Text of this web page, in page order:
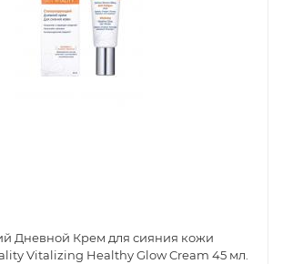
Дневной Крем для сияния кожи
Vitality Vitalizing Healthy Glow Cream 45 мл.